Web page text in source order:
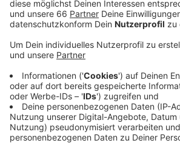
Anzeige
Anreise am besten mit dem
Anzeige
Die Arena öffnet an beiden Tagen
Konzertbeginn ist um 19 Uhr. Die